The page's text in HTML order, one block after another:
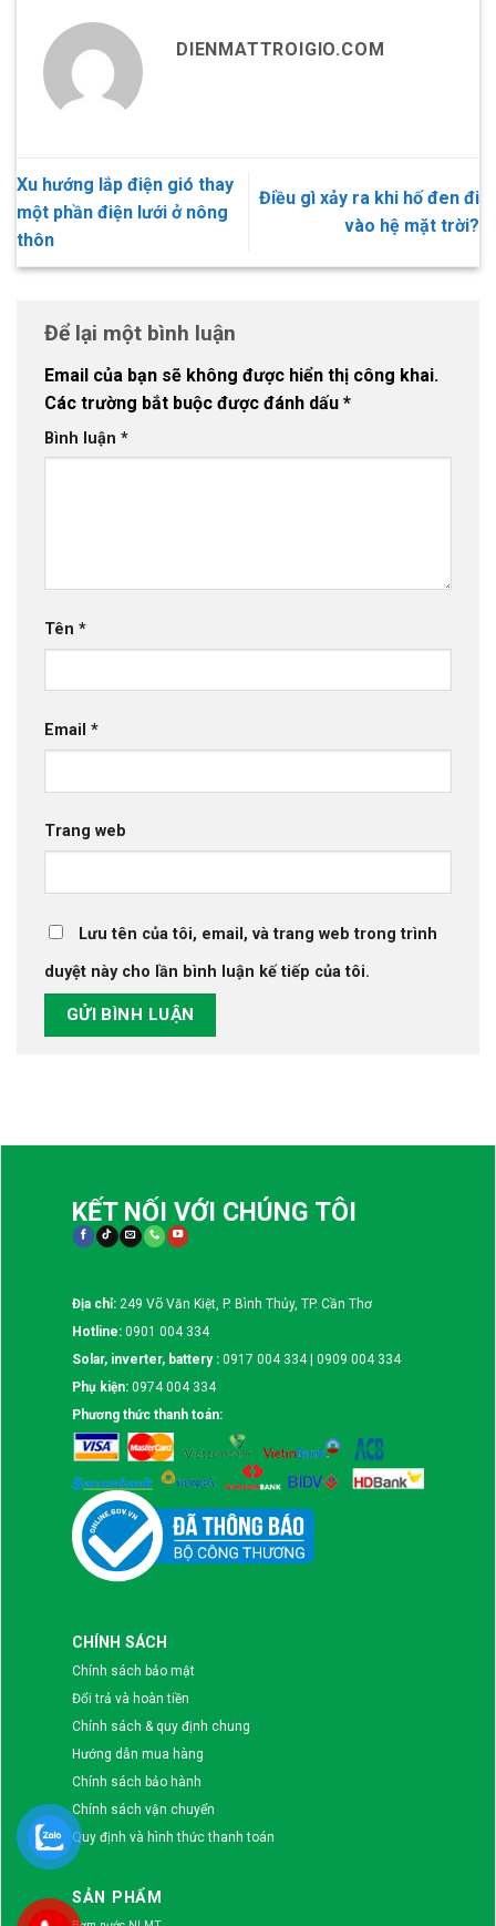
DIENMATTROIGIO.COM
Xu hướng lắp điện gió thay
một phần điện lưới ở nông
thôn
Điều gì xảy ra khi hố đen đi
vào hệ mặt trời?
Để lại một bình luận
Email của bạn sẽ không được hiển thị công khai.
Các trường bắt buộc được đánh dấu *
Bình luận *
Tên *
Email *
Trang web
Lưu tên của tôi, email, và trang web trong trình
duyệt này cho lần bình luận kế tiếp của tôi.
KẾT NỐI VỚI CHÚNG TÔI
Địa chỉ: 249 Võ Văn Kiệt, P. Bình Thủy, TP. Cần Thơ
Hotline: 0901 004 334
Solar, inverter, battery : 0917 004 334 | 0909 004 334
Phụ kiện: 0974 004 334
Phương thức thanh toán:
CHÍNH SÁCH
Chính sách bảo mật
Đổi trả và hoàn tiền
Chính sách & quy định chung
Hướng dẫn mua hàng
Chính sách bảo hành
Chính sách vận chuyển
Quy định và hình thức thanh toán
SẢN PHẨM